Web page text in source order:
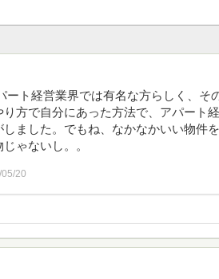
ト経営業界では有名な方らしく、そ
方で自分にあった方法で、アパート
ました。でもね、なかなかいい物件
ゃないし。。
20